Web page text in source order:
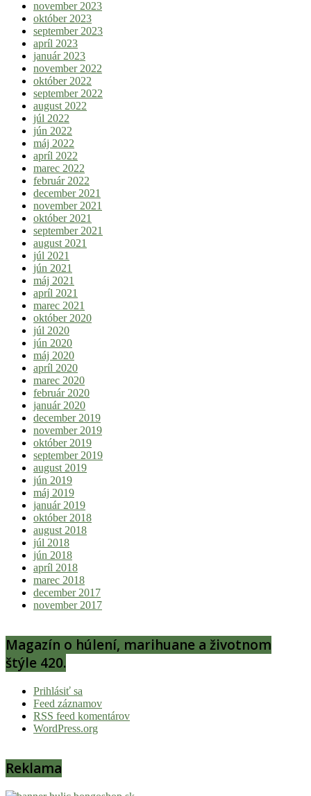
november 2023
október 2023
september 2023
apríl 2023
január 2023
november 2022
október 2022
september 2022
august 2022
júl 2022
jún 2022
máj 2022
apríl 2022
marec 2022
február 2022
december 2021
november 2021
október 2021
september 2021
august 2021
júl 2021
jún 2021
máj 2021
apríl 2021
marec 2021
október 2020
júl 2020
jún 2020
máj 2020
apríl 2020
marec 2020
február 2020
január 2020
december 2019
november 2019
október 2019
september 2019
august 2019
jún 2019
máj 2019
január 2019
október 2018
august 2018
júl 2018
jún 2018
apríl 2018
marec 2018
december 2017
november 2017
Magazín o húlení, marihuane a životnom
štýle 420.
Prihlásiť sa
Feed záznamov
RSS feed komentárov
WordPress.org
Reklama